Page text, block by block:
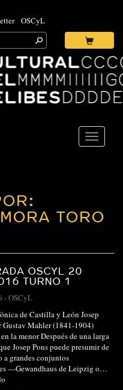
OSCyL
Toggle
TORO
OSCYL 20
TURNO 1
-OSCyL
de Castilla y León Josep
Gustav Mahler (1841-1904)
la menor Después de una larga
Josep Pons puede presumir de
a grandes conjuntos
—Gewandhaus de Leipzig o…